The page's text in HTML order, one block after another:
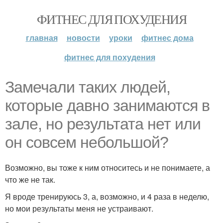
ФИТНЕС ДЛЯ ПОХУДЕНИЯ
главная новости уроки
фитнес дома
фитнес для похудения
Замечали таких людей,
которые давно занимаются в
зале, но результата нет или
он совсем небольшой?
Возможно, вы тоже к ним относитесь и не понимаете, а
что же не так.
Я вроде тренируюсь 3, а, возможно, и 4 раза в неделю,
но мои результаты меня не устраивают.